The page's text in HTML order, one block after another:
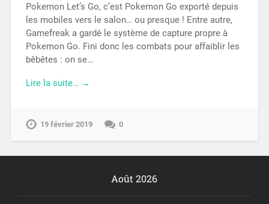
Pokemon Let’s Go, c’est Pokemon Go exporté depuis
les mobiles vers le salon… ou presque ! Entre autre,
Gamefreak a gardé le système de capture propre à
Pokemon Go. Fini donc les combats pour affaiblir les
bêbêtes : on se…
Lire la suite… →
19 février 2019 0
Août 2026